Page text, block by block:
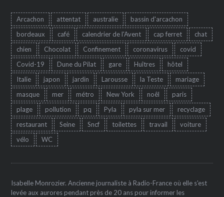
Arcachon attentat australie
bassin d'arcachon
bordeaux
café calendrier de l'Avent cap ferret
chat
chien
Chocolat Confinement coronavirus
covid
Covid-19
Dune du Pilat gare Huîtres
hôtel
Italie
japon jardin Larousse la Teste
mariage
masque
mer métro New York noêl
paris
plage
pollution pq Pyla pyla sur mer
recyclage
restaurant
Seine Sncf toilettes travail
voiture
vélo
WC
Isabelle Monrozier. Ancienne journaliste à Radio-France où elle s'est
levée aux aurores pendant près de 20 ans pour informer les